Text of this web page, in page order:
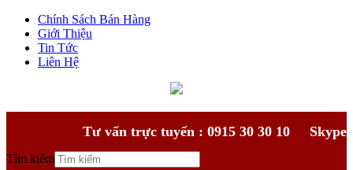
Chính Sách Bán Hàng
Giới Thiệu
Tin Tức
Liên Hệ
Tư vấn trực tuyến : 0915 30 30 10 Skype
Tìm kiếm